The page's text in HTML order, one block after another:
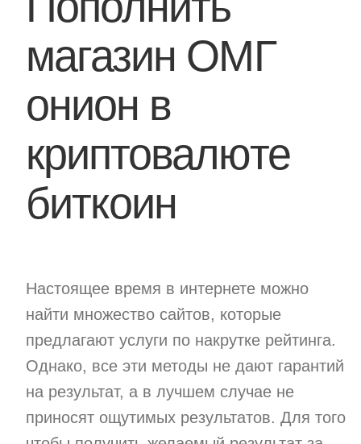
магазин ОМГ
онион в
криптовалюте
биткоин
Настоящее время в интернете можно
найти множество сайтов, которые
предлагают услуги по накрутке рейтинга.
Однако, все эти методы не дают гарантий
на результат, а в лучшем случае не
приносят ощутимых результатов. Для того